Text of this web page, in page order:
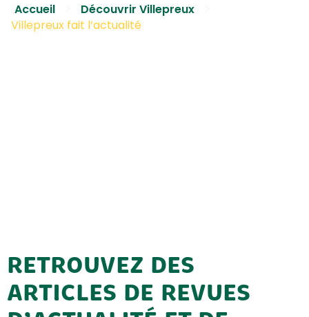
Accueil Découvrir Villepreux
Villepreux fait l’actualité
RETROUVEZ DES
ARTICLES DE REVUES